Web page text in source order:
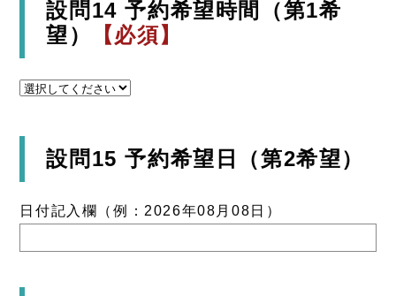
設問14 予約希望時間（第1希
望）
【必須】
設問15 予約希望日（第2希望）
日付記入欄（例：2026年08月08日）